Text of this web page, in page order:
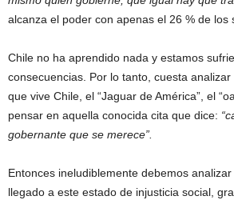
alcanza el poder con apenas el 26 % de los
Chile no ha aprendido nada y estamos
consecuencias. Por lo tanto, cuesta
que vive Chile, el “Jaguar de América”, el
pensar en aquella conocida cita que dice:
gobernante que se merece”.
Entonces ineludiblemente debemos
llegado a este estado de injusticia social,